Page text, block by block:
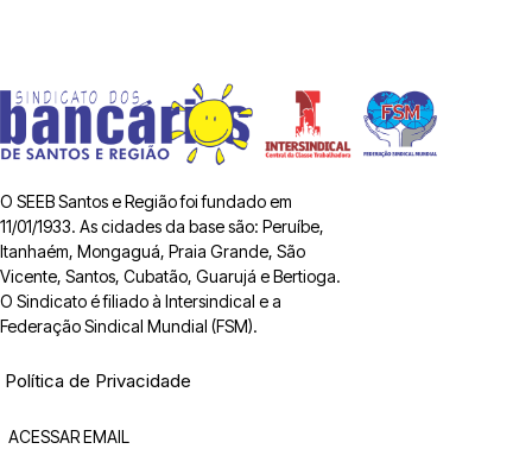
O SEEB Santos e Região foi fundado em
11/01/1933. As cidades da base são: Peruíbe,
Itanhaém, Mongaguá, Praia Grande, São
Vicente, Santos, Cubatão, Guarujá e Bertioga.
O Sindicato é filiado à Intersindical e a
Federação Sindical Mundial (FSM).
Política de Privacidade
ACESSAR EMAIL